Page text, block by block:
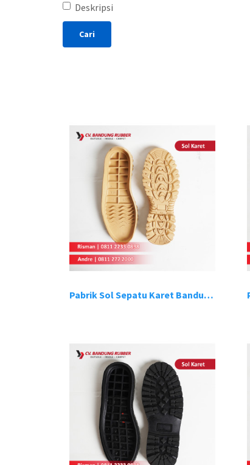
Deskripsi
Pabrik Sol Sepatu Karet Bandung 20